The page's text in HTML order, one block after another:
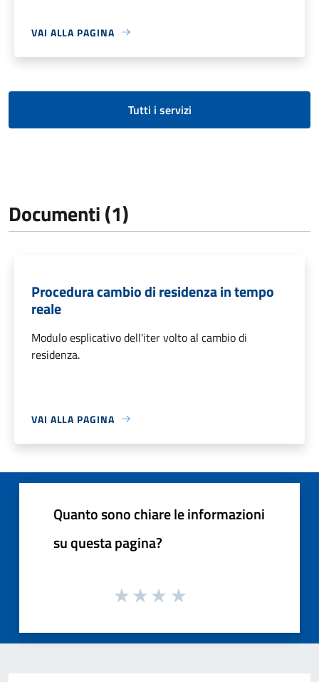
VAI ALLA PAGINA
Tutti i servizi
Documenti (1)
Procedura cambio di residenza in tempo
reale
Modulo esplicativo dell'iter volto al cambio di
residenza.
VAI ALLA PAGINA
Quanto sono chiare le informazioni
su questa pagina?